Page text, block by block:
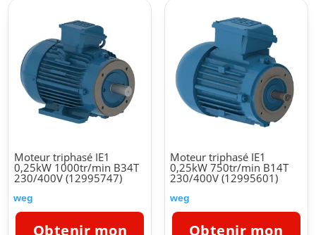
Moteur triphasé IE1
0,25kW 1000tr/min B34T
230/400V (12995747)
weg
Obtenir mon
Moteur triphasé IE1
0,25kW 750tr/min B14T
230/400V (12995601)
weg
Obtenir mon